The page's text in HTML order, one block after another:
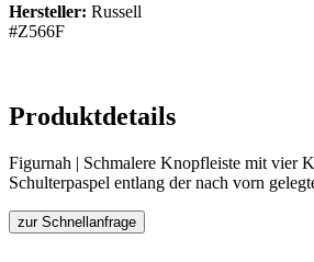
Hersteller: Russell
#Z566F
Produktdetails
Figurnah | Schmalere Knopfleiste mit vier
Schulterpaspel entlang der nach vorn
zur Schnellanfrage